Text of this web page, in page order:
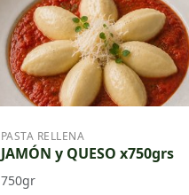
PASTA RELLENA
JAMÓN y QUESO x750grs
750gr